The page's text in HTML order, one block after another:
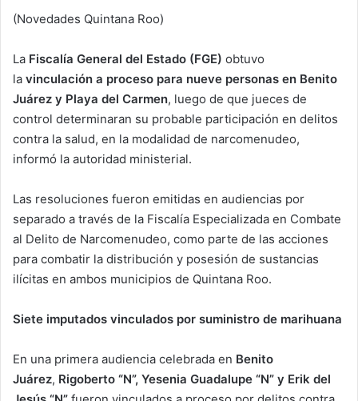
(Novedades Quintana Roo)
La Fiscalía General del Estado (FGE) obtuvo
la vinculación a proceso para nueve personas en Benito
Juárez y Playa del Carmen, luego de que jueces de
control determinaran su probable participación en delitos
contra la salud, en la modalidad de narcomenudeo,
informó la autoridad ministerial.
Las resoluciones fueron emitidas en audiencias por
separado a través de la Fiscalía Especializada en Combate
al Delito de Narcomenudeo, como parte de las acciones
para combatir la distribución y posesión de sustancias
ilícitas en ambos municipios de Quintana Roo.
Siete imputados vinculados por suministro de marihuana
En una primera audiencia celebrada en Benito
Juárez, Rigoberto “N”, Yesenia Guadalupe “N” y Erik del